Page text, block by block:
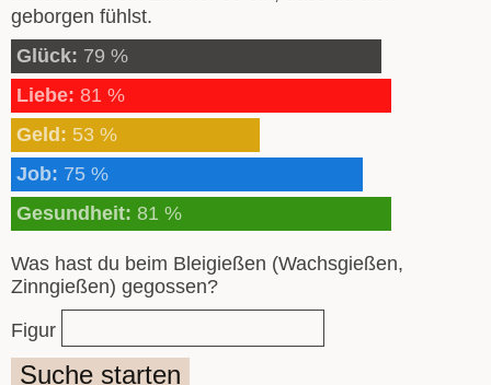
geborgen fühlst.
Glück: 79 %
Liebe: 81 %
Geld: 53 %
Job: 75 %
Gesundheit: 81 %
Was hast du beim Bleigießen (Wachsgießen,
Zinngießen) gegossen?
Figur
Suche starten